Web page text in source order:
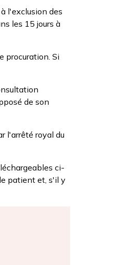
l'exclusion des
les 15 jours à
procuration. Si
de son
l'arrêté royal du
ci-
patient et, s'il y